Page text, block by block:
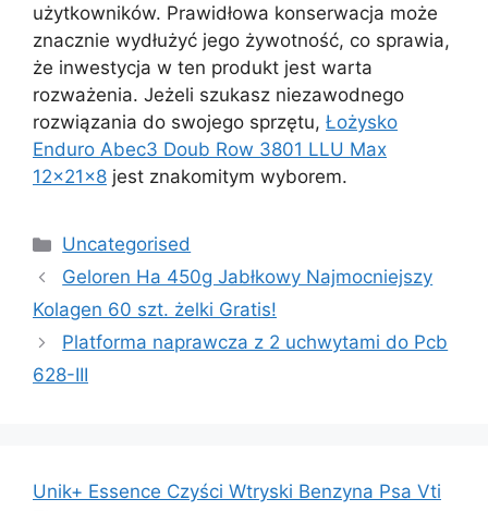
użytkowników. Prawidłowa konserwacja może
znacznie wydłużyć jego żywotność, co sprawia,
że inwestycja w ten produkt jest warta
rozważenia. Jeżeli szukasz niezawodnego
rozwiązania do swojego sprzętu, Łożysko
Enduro Abec3 Doub Row 3801 LLU Max
12x21x8 jest znakomitym wyborem.
Kategorie
Uncategorised
Geloren Ha 450g Jabłkowy Najmocniejszy
Kolagen 60 szt. żelki Gratis!
Platforma naprawcza z 2 uchwytami do Pcb
628-III
Unik+ Essence Czyści Wtryski Benzyna Psa Vti